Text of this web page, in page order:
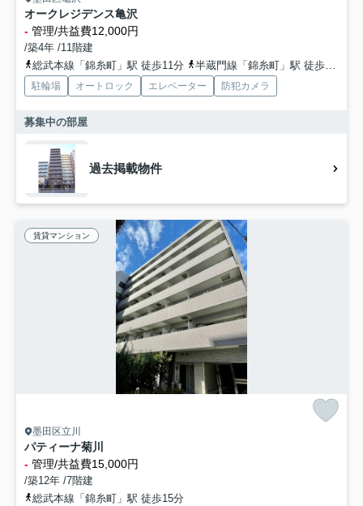
オークレジデンス亀沢
- 管理/共益費12,000円
/築4年 /11階建
総武本線「錦糸町」駅 徒歩11分
半蔵門線「錦糸町」駅 徒歩14分
駐輪場 オートロック エレベーター 防犯カメラ
募集中の部屋
過去掲載物件
賃貸マンション
墨田区立川
パティーナ菊川
- 管理/共益費15,000円
/築12年 /7階建
総武本線「錦糸町」駅 徒歩15分